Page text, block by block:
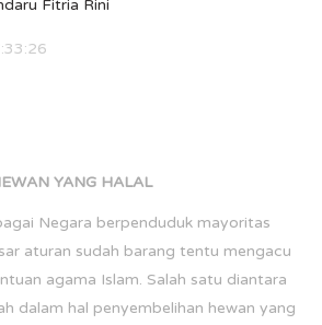
Fitria Rini
YANG HALAL
Negara berpenduduk mayoritas
aturan sudah barang tentu mengacu
agama Islam. Salah satu diantara
dalam hal penyembelihan hewan yang